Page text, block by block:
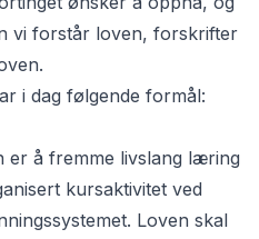
vi forstår loven, forskrifter
i dag følgende formål:
er å fremme livslang læring
kursaktivitet ved
Loven skal